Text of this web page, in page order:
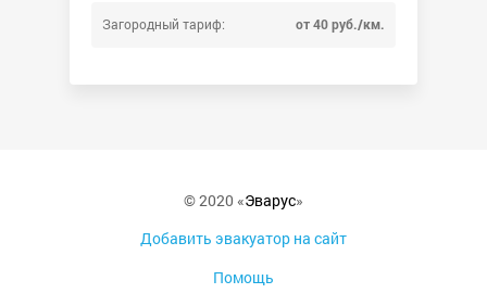
Загородный тариф: от 40 руб./км.
© 2020 «Эварус»
Добавить эвакуатор на сайт
Помощь